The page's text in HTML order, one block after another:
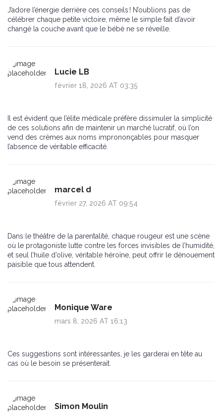
J’adore l’énergie derrière ces conseils ! N’oublions pas de
célébrer chaque petite victoire, même le simple fait d’avoir
changé la couche avant que le bébé ne se réveille.
Lucie LB
février 18, 2026 AT 03:35
Il est évident que l’élite médicale préfère dissimuler la simplicité
de ces solutions afin de maintenir un marché lucratif, où l’on
vend des crèmes aux noms imprononçables pour masquer
l’absence de véritable efficacité.
marcel d
février 27, 2026 AT 09:54
Dans le théâtre de la parentalité, chaque rougeur est une scène
où le protagoniste lutte contre les forces invisibles de l’humidité,
et seul l’huile d’olive, véritable héroïne, peut offrir le dénouement
paisible que tous attendent.
Monique Ware
mars 8, 2026 AT 16:13
Ces suggestions sont intéressantes, je les garderai en tête au
cas où le besoin se présenterait.
Simon Moulin